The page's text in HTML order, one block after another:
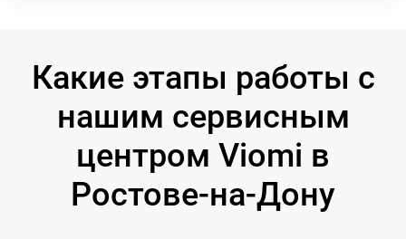
Какие этапы работы с
нашим сервисным
центром Viomi в
Ростове-на-Дону